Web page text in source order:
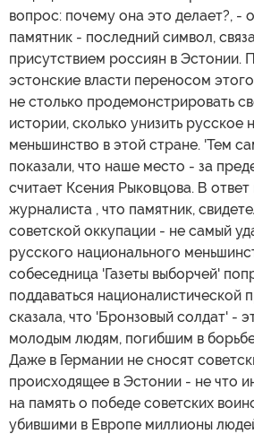
вопрос: почему она это делает?, -
памятник - последний символ,
присутствием россиян в Эстонии.
эстонские власти переносом
не столько продемонстрировать
истории, сколько унизить русское
меньшинство в этой стране. 'Тем
показали, что наше место - за
считает Ксения Рыковцова. В
журналиста , что памятник,
советской оккупации - не самый
русского национального
собеседница 'Газеты выборчей'
поддаваться националистической
сказала, что 'Бронзовый солдат' -
молодым людям, погибшим в
Даже в Германии не сносят
происходящее в Эстонии - не что
на память о победе советских
убившими в Европе миллионы